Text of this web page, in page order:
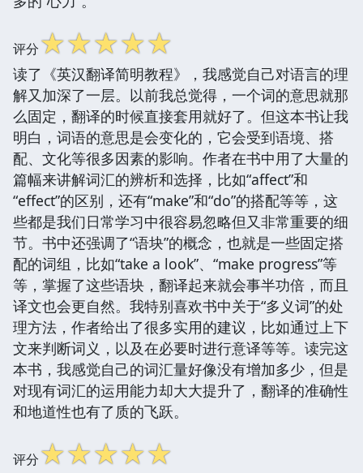
评分☆☆☆☆☆
读了《英汉翻译简明教程》，我感觉自己对语言的理
解又加深了一层。以前我总觉得，一个词的意思就那
么固定，翻译的时候直接套用就好了。但这本书让我
明白，词语的意思是会变化的，它会受到语境、搭
配、文化等很多因素的影响。作者在书中用了大量的
篇幅来讲解词汇的辨析和选择，比如“affect”和
“effect”的区别，还有“make”和“do”的搭配等等，这
些都是我们日常学习中很容易忽略但又非常重要的细
节。书中还强调了“语块”的概念，也就是一些固定搭
配的词组，比如“take a look”、“make progress”等
等，掌握了这些语块，翻译起来就会事半功倍，而且
译文也会更自然。我特别喜欢书中关于“多义词”的处
理方法，作者给出了很多实用的建议，比如通过上下
文来判断词义，以及在必要时进行意译等等。读完这
本书，我感觉自己的词汇量好像没有增加多少，但是
对现有词汇的运用能力却大大提升了，翻译的准确性
和地道性也有了质的飞跃。
评分☆☆☆☆☆